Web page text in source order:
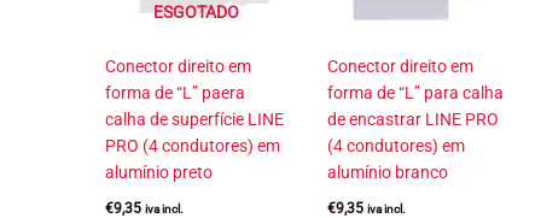
ESGOTADO
Conector direito em
forma de “L” paera
calha de superfície LINE
PRO (4 condutores) em
alumínio preto
€9,35 iva incl.
Conector direito em
forma de “L” para calha
de encastrar LINE PRO
(4 condutores) em
alumínio branco
€9,35 iva incl.